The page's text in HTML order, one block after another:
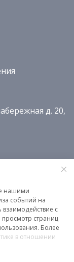
д. 20,
нашими
событий на
взаимодействие с
страниц
Более
в отношении